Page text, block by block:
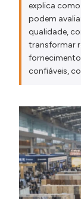
É
Quanto
grande
Como
Quais
explica
podem
qualidade,
transformar
confiáveis,